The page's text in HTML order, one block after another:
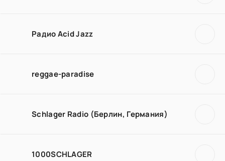
Радио Acid Jazz
reggae-paradise
Schlager Radio (Берлин, Германия)
1000SCHLAGER